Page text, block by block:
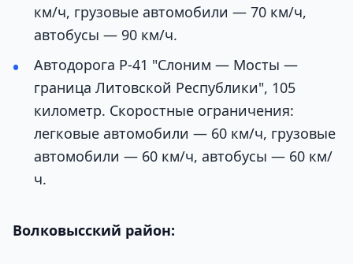
км/ч, грузовые автомобили — 70 км/ч,
автобусы — 90 км/ч.
Автодорога Р-41 "Слоним — Мосты —
граница Литовской Республики", 105
километр. Скоростные ограничения:
легковые автомобили — 60 км/ч, грузовые
автомобили — 60 км/ч, автобусы — 60 км/
ч.
Волковысский район: